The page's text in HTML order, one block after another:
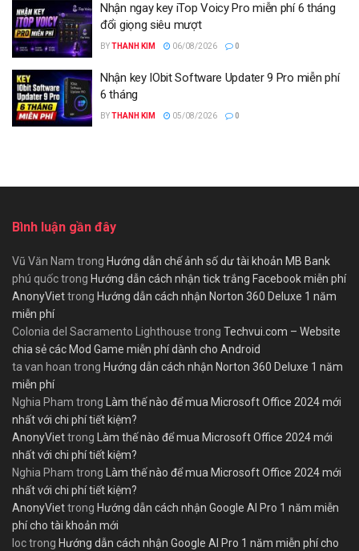
Nhận ngay key iTop Voicy Pro miễn phí 6 tháng
đổi giọng siêu mượt
BYTHANH KIM 06/08/2026 0
Nhận key IObit Software Updater 9 Pro miễn phí
6 tháng
BYTHANH KIM 05/08/2026 0
Bình luận gần đây
Vũ Văn Nam trong Hướng dẫn chế ảnh số dư tài khoản MB Bank
phú quốctrong Hướng dẫn cách nhận tick trắng Facebook miễn phí
AnonyViettrong Hướng dẫn cách nhận Norton 360 Deluxe 1 năm
miễn phí
Colonia del Sacramento Lighthouse trong Techvui.com – Website
chia sẻ các Mod Game miễn phí dành cho Android
ta van hoan trong Hướng dẫn cách nhận Norton 360 Deluxe 1 năm
miễn phí
Nghia Pham trong Làm thế nào để mua Microsoft Office 2024 mới
nhất với chi phí tiết kiệm?
AnonyViettrong Làm thế nào để mua Microsoft Office 2024 mới
nhất với chi phí tiết kiệm?
Nghia Pham trong Làm thế nào để mua Microsoft Office 2024 mới
nhất với chi phí tiết kiệm?
AnonyViettrong Hướng dẫn cách nhận Google AI Pro 1 năm miễn
phí cho tài khoản mới
loctrong Hướng dẫn cách nhận Google AI Pro 1 năm miễn phí cho